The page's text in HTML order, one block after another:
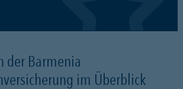
der Barmenia
im Überblick